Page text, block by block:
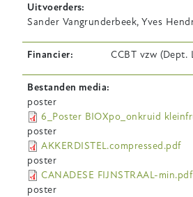
Uitvoerders
Sander Vangrunderbeek, Yves
Financier CCBT vzw (Dept.
Bestanden media
poster
6_Poster BIOXpo_onkruid
poster
AKKERDISTEL.compressed.pdf
poster
CANADESE FIJNSTRAAL-min.pdf
poster